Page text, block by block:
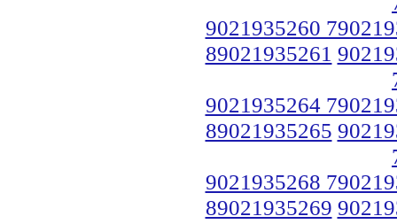
9021935260
89021935261
9021935264
89021935265
9021935268
89021935269